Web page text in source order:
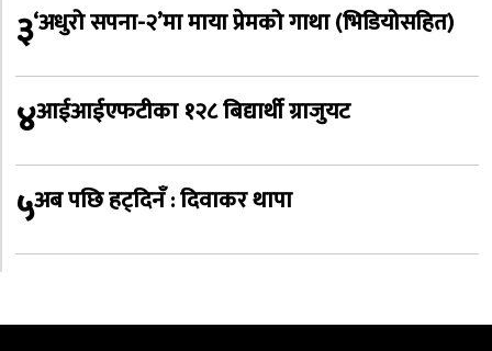
३‘अधुरो सपना-२’मा माया प्रेमको गाथा (भिडियोसहित)
४आईआईएफटीका १२८ बिद्यार्थी ग्राजुयट
५अब पछि हट्दिनँ : दिवाकर थापा